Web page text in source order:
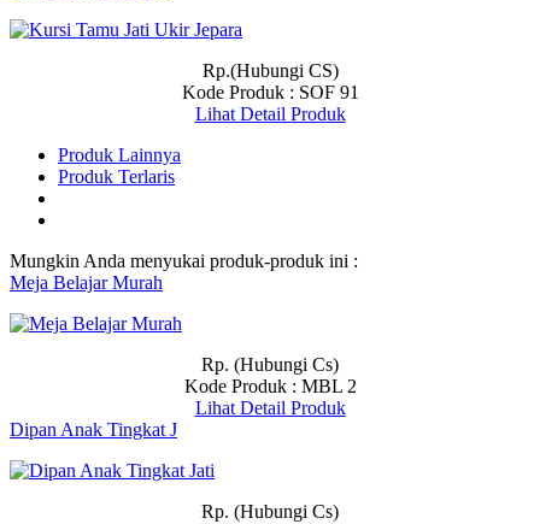
Rp.(Hubungi CS)
Kode Produk : SOF 91
Lihat Detail Produk
Produk Lainnya
Produk Terlaris
Mungkin Anda menyukai produk-produk ini :
Meja Belajar Murah
Rp. (Hubungi Cs)
Kode Produk : MBL 2
Lihat Detail Produk
Dipan Anak Tingkat J
Rp. (Hubungi Cs)